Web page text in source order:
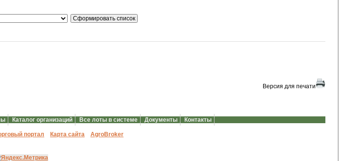
Версия для печати
Каталог организаций Все лоты в системе Документы Контакты
портал Карта сайта АgroBroker